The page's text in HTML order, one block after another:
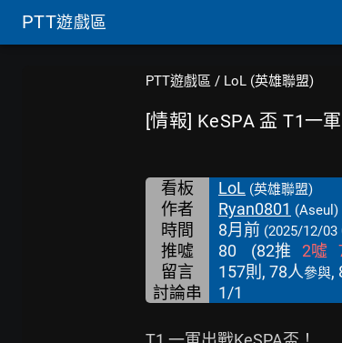
PTT遊戲區
PTT遊戲區 / LoL (英雄聯盟)
[情報] KeSPA 盃 T1一
看板 LoL (英雄聯盟)
作者 Ryan0801 (Aseul)
時間 8月前 (2025/12/03
推噓 80 (82推 2噓
留言
157則, 78人參與,
討論串 1/1